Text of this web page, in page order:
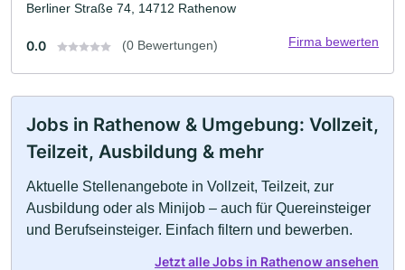
Berliner Straße 74, 14712 Rathenow
0.0 (0 Bewertungen) Firma bewerten
Jobs in Rathenow & Umgebung: Vollzeit,
Teilzeit, Ausbildung & mehr
Aktuelle Stellenangebote in Vollzeit, Teilzeit, zur
Ausbildung oder als Minijob – auch für Quereinsteiger
und Berufseinsteiger. Einfach filtern und bewerben.
Jetzt alle Jobs in Rathenow ansehen